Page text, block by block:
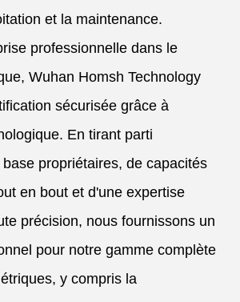
et la maintenance.
professionnelle dans le
Wuhan Homsh Technology
sécurisée grâce à
En tirant parti
propriétaires, de capacités
en bout et d'une expertise
précision, nous fournissons un
pour notre gamme complète
y compris la